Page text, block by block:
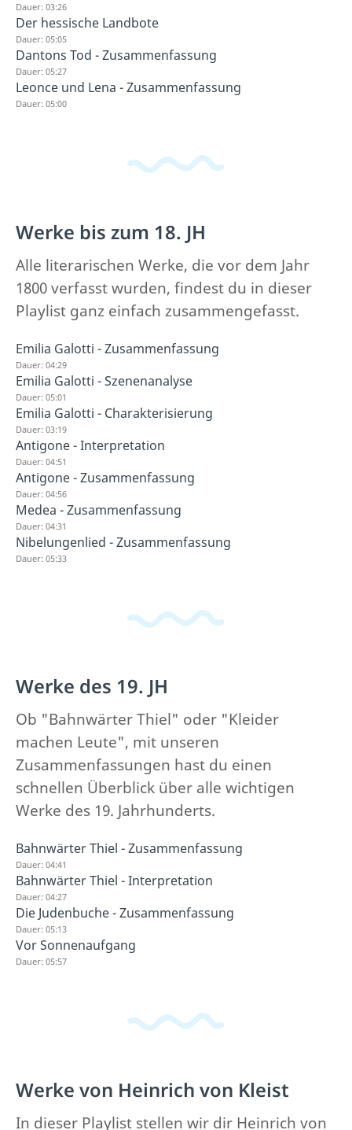
Dauer: 03:26
Der hessische Landbote
Dauer: 05:05
Dantons Tod - Zusammenfassung
Dauer: 05:27
Leonce und Lena - Zusammenfassung
Dauer: 05:00
Werke bis zum 18. JH
Alle literarischen Werke, die vor dem Jahr
1800 verfasst wurden, findest du in dieser
Playlist ganz einfach zusammengefasst.
Emilia Galotti - Zusammenfassung
Dauer: 04:29
Emilia Galotti - Szenenanalyse
Dauer: 05:01
Emilia Galotti - Charakterisierung
Dauer: 03:19
Antigone - Interpretation
Dauer: 04:51
Antigone - Zusammenfassung
Dauer: 04:56
Medea - Zusammenfassung
Dauer: 04:31
Nibelungenlied - Zusammenfassung
Dauer: 05:33
Werke des 19. JH
Ob "Bahnwärter Thiel" oder "Kleider
machen Leute", mit unseren
Zusammenfassungen hast du einen
schnellen Überblick über alle wichtigen
Werke des 19. Jahrhunderts.
Bahnwärter Thiel - Zusammenfassung
Dauer: 04:41
Bahnwärter Thiel - Interpretation
Dauer: 04:27
Die Judenbuche - Zusammenfassung
Dauer: 05:13
Vor Sonnenaufgang
Dauer: 05:57
Werke von Heinrich von Kleist
In dieser Playlist stellen wir dir Heinrich von